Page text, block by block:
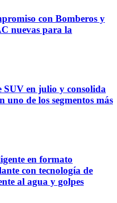
con Bomberos y
nuevas para la
en julio y consolida
uno de los segmentos más
en formato
con tecnología de
al agua y golpes